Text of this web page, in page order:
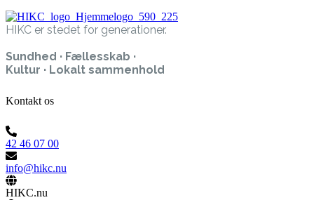
HIKC er stedet for generationer.
Sundhed · Fællesskab ·
Kultur · Lokalt sammenhold
Kontakt os
42 46 07 00
info@hikc.nu
HIKC.nu